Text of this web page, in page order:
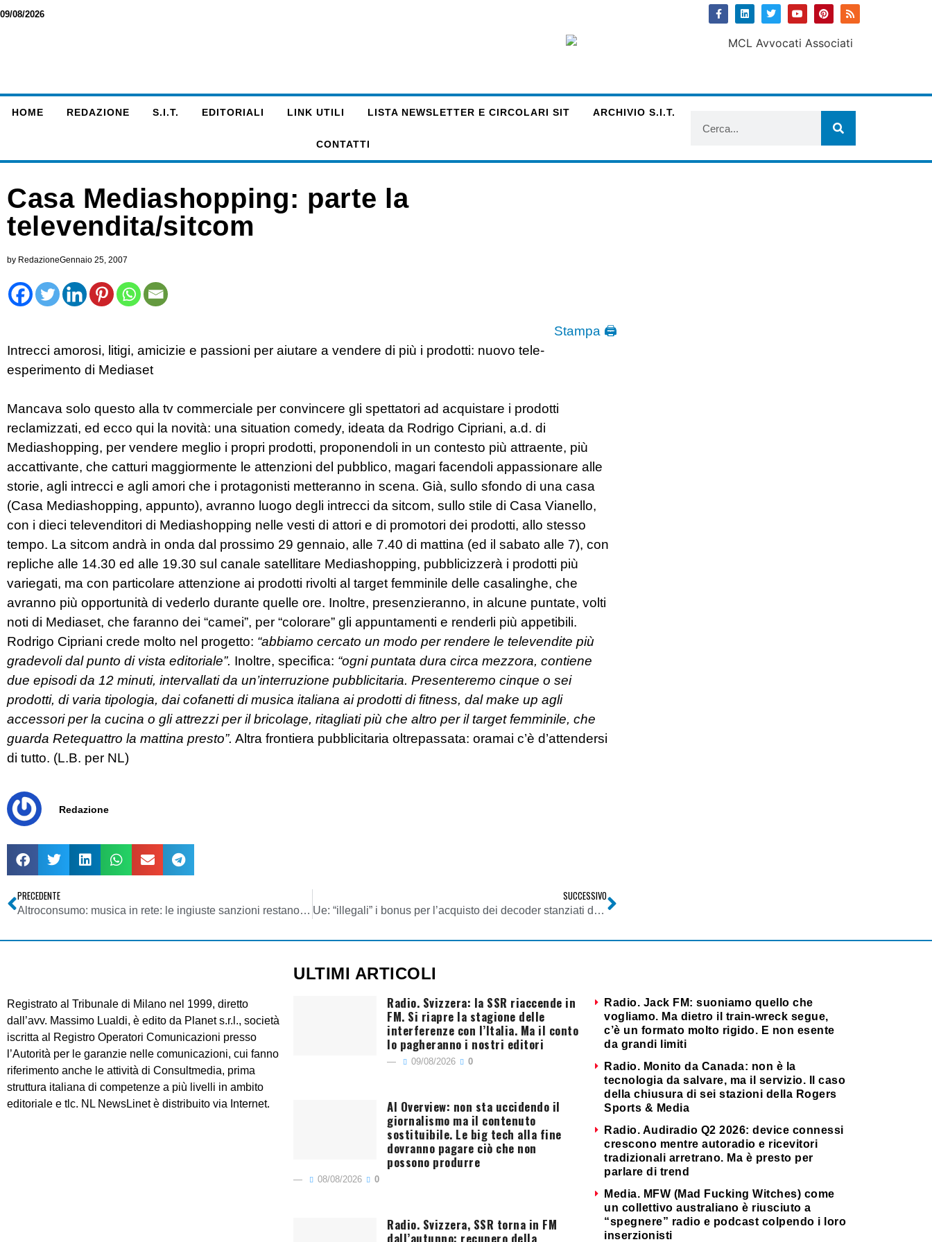
09/08/2026
HOME REDAZIONE S.I.T. EDITORIALI LINK UTILI LISTA NEWSLETTER E CIRCOLARI SIT ARCHIVIO S.I.T.
CONTATTI
Casa Mediashopping: parte la
televendita/sitcom
by RedazioneGennaio 25, 2007
Stampa 🖨
Intrecci amorosi, litigi, amicizie e passioni per aiutare a vendere di più i prodotti: nuovo tele-
esperimento di Mediaset
Mancava solo questo alla tv commerciale per convincere gli spettatori ad acquistare i prodotti
reclamizzati, ed ecco qui la novità: una situation comedy, ideata da Rodrigo Cipriani, a.d. di
Mediashopping, per vendere meglio i propri prodotti, proponendoli in un contesto più attraente, più
accattivante, che catturi maggiormente le attenzioni del pubblico, magari facendoli appassionare alle
storie, agli intrecci e agli amori che i protagonisti metteranno in scena. Già, sullo sfondo di una casa
(Casa Mediashopping, appunto), avranno luogo degli intrecci da sitcom, sullo stile di Casa Vianello,
con i dieci televenditori di Mediashopping nelle vesti di attori e di promotori dei prodotti, allo stesso
tempo. La sitcom andrà in onda dal prossimo 29 gennaio, alle 7.40 di mattina (ed il sabato alle 7), con
repliche alle 14.30 ed alle 19.30 sul canale satellitare Mediashopping, pubblicizzerà i prodotti più
variegati, ma con particolare attenzione ai prodotti rivolti al target femminile delle casalinghe, che
avranno più opportunità di vederlo durante quelle ore. Inoltre, presenzieranno, in alcune puntate, volti
noti di Mediaset, che faranno dei “camei”, per “colorare” gli appuntamenti e renderli più appetibili.
Rodrigo Cipriani crede molto nel progetto: “abbiamo cercato un modo per rendere le televendite più
gradevoli dal punto di vista editoriale”. Inoltre, specifica: “ogni puntata dura circa mezzora, contiene
due episodi da 12 minuti, intervallati da un’interruzione pubblicitaria. Presenteremo cinque o sei
prodotti, di varia tipologia, dai cofanetti di musica italiana ai prodotti di fitness, dal make up agli
accessori per la cucina o gli attrezzi per il bricolage, ritagliati più che altro per il target femminile, che
guarda Retequattro la mattina presto”. Altra frontiera pubblicitaria oltrepassata: oramai c’è d’attendersi
di tutto. (L.B. per NL)
Redazione
PRECEDENTE
Altroconsumo: musica in rete: le ingiuste sanzioni restano. Petizione
SUCCESSIVO
Ue: “illegali” i bonus per l’acquisto dei decoder stanziati dal governo-Berlusconi
Registrato al Tribunale di Milano nel 1999, diretto
dall’avv. Massimo Lualdi, è edito da Planet s.r.l., società
iscritta al Registro Operatori Comunicazioni presso
l’Autorità per le garanzie nelle comunicazioni, cui fanno
riferimento anche le attività di Consultmedia, prima
struttura italiana di competenze a più livelli in ambito
editoriale e tlc. NL NewsLinet è distribuito via Internet.
ULTIMI ARTICOLI
Radio. Svizzera: la SSR riaccende in
FM. Si riapre la stagione delle
interferenze con l’Italia. Ma il conto
lo pagheranno i nostri editori
09/08/2026 0
AI Overview: non sta uccidendo il
giornalismo ma il contenuto
sostituibile. Le big tech alla fine
dovranno pagare ciò che non
possono produrre
08/08/2026 0
Radio. Svizzera, SSR torna in FM
dall’autunno: recupero della
Radio. Jack FM: suoniamo quello che
vogliamo. Ma dietro il train-wreck segue,
c’è un formato molto rigido. E non esente
da grandi limiti
Radio. Monito da Canada: non è la
tecnologia da salvare, ma il servizio. Il caso
della chiusura di sei stazioni della Rogers
Sports & Media
Radio. Audiradio Q2 2026: device connessi
crescono mentre autoradio e ricevitori
tradizionali arretrano. Ma è presto per
parlare di trend
Media. MFW (Mad Fucking Witches) come
un collettivo australiano è riusciuto a
“spegnere” radio e podcast colpendo i loro
inserzionisti